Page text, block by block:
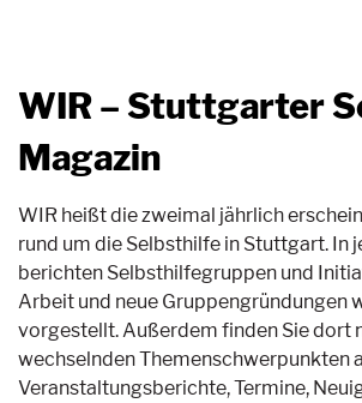
WIR – Stuttgarter
Magazin
WIR heißt die zweimal jährlich
rund um die Selbsthilfe in Stuttgart. In
berichten Selbsthilfegruppen und
Arbeit und neue Gruppengründungen
vorgestellt. Außerdem finden Sie dort
wechselnden Themenschwerpunkten
Veranstaltungsberichte, Termine,